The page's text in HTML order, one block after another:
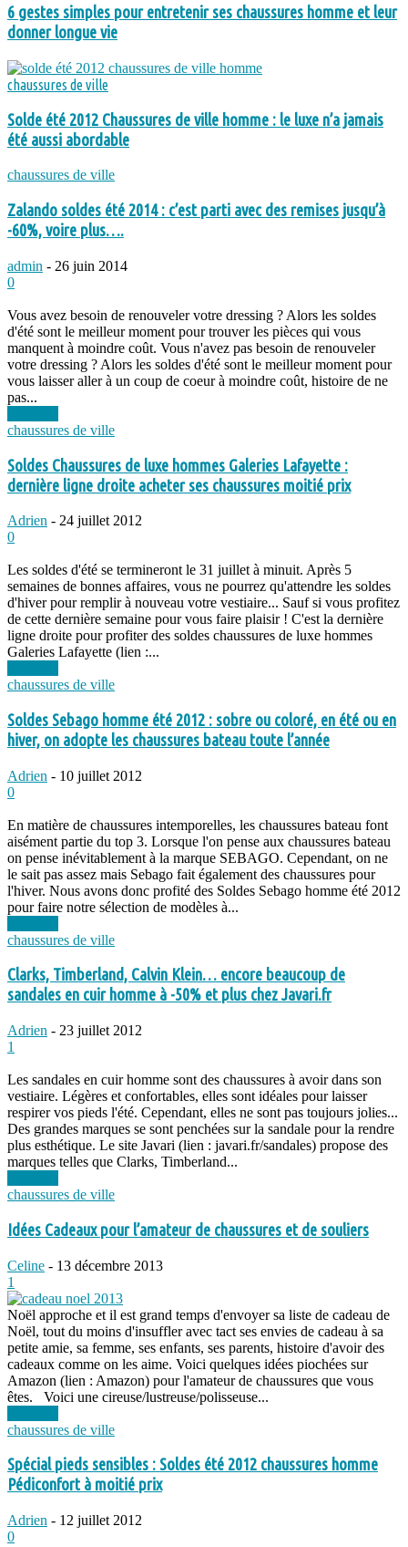
6 gestes simples pour entretenir ses chaussures homme et leur
donner longue vie
chaussures de ville
Solde été 2012 Chaussures de ville homme : le luxe n’a jamais
été aussi abordable
chaussures de ville
Zalando soldes été 2014 : c’est parti avec des remises jusqu’à
-60%, voire plus….
admin - 26 juin 2014
0
Vous avez besoin de renouveler votre dressing ? Alors les soldes
d'été sont le meilleur moment pour trouver les pièces qui vous
manquent à moindre coût. Vous n'avez pas besoin de renouveler
votre dressing ? Alors les soldes d'été sont le meilleur moment pour
vous laisser aller à un coup de coeur à moindre coût, histoire de ne
pas...
chaussures de ville
Soldes Chaussures de luxe hommes Galeries Lafayette :
dernière ligne droite acheter ses chaussures moitié prix
Adrien - 24 juillet 2012
0
Les soldes d'été se termineront le 31 juillet à minuit. Après 5
semaines de bonnes affaires, vous ne pourrez qu'attendre les soldes
d'hiver pour remplir à nouveau votre vestiaire... Sauf si vous profitez
de cette dernière semaine pour vous faire plaisir ! C'est la dernière
ligne droite pour profiter des soldes chaussures de luxe hommes
Galeries Lafayette (lien :...
chaussures de ville
Soldes Sebago homme été 2012 : sobre ou coloré, en été ou en
hiver, on adopte les chaussures bateau toute l’année
Adrien - 10 juillet 2012
0
En matière de chaussures intemporelles, les chaussures bateau font
aisément partie du top 3. Lorsque l'on pense aux chaussures bateau
on pense inévitablement à la marque SEBAGO. Cependant, on ne
le sait pas assez mais Sebago fait également des chaussures pour
l'hiver. Nous avons donc profité des Soldes Sebago homme été 2012
pour faire notre sélection de modèles à...
chaussures de ville
Clarks, Timberland, Calvin Klein… encore beaucoup de
sandales en cuir homme à -50% et plus chez Javari.fr
Adrien - 23 juillet 2012
1
Les sandales en cuir homme sont des chaussures à avoir dans son
vestiaire. Légères et confortables, elles sont idéales pour laisser
respirer vos pieds l'été. Cependant, elles ne sont pas toujours jolies...
Des grandes marques se sont penchées sur la sandale pour la rendre
plus esthétique. Le site Javari (lien : javari.fr/sandales) propose des
marques telles que Clarks, Timberland...
chaussures de ville
Idées Cadeaux pour l’amateur de chaussures et de souliers
Celine - 13 décembre 2013
1
Noël approche et il est grand temps d'envoyer sa liste de cadeau de
Noël, tout du moins d'insuffler avec tact ses envies de cadeau à sa
petite amie, sa femme, ses enfants, ses parents, histoire d'avoir des
cadeaux comme on les aime. Voici quelques idées piochées sur
Amazon (lien : Amazon) pour l'amateur de chaussures que vous
êtes. Voici une cireuse/lustreuse/polisseuse...
chaussures de ville
Spécial pieds sensibles : Soldes été 2012 chaussures homme
Pédiconfort à moitié prix
Adrien - 12 juillet 2012
0